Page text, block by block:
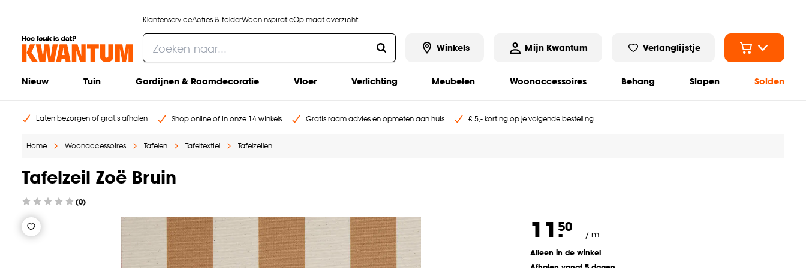
KlantenserviceActies & folderWooninspiratieOp maat overzicht
Winkels Mijn Kwantum Verlanglijstje
Nieuw Tuin Gordijnen & Raamdecoratie Vloer Verlichting Meubelen Woonaccessoires Behang Slapen Solden
Laten bezorgen of gratis afhalen Shop online of in onze 14 winkels Gratis raam advies en opmeten aan huis € 5,- korting op je volgende bestelling
Home Woonaccessoires Tafelen Tafeltextiel Tafelzeilen
Tafelzeil Zoë Bruin
(0)
11.50
/ m
Alleen in de winkel